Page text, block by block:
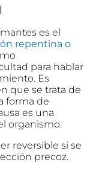
es el
repentina o
para hablar
Es
que se trata de
forma de
es una
organismo.
reversible si se
precoz.